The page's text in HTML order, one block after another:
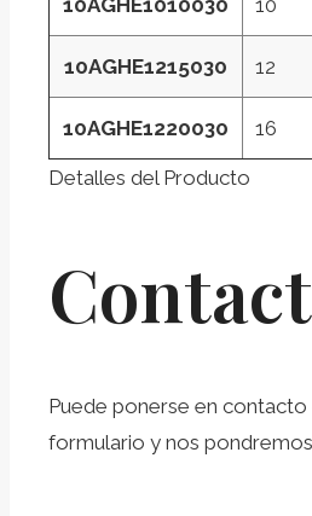
10AGHE1215030 12
10AGHE1220030 16
Detalles del Producto
Puede ponerse en
formulario y nos